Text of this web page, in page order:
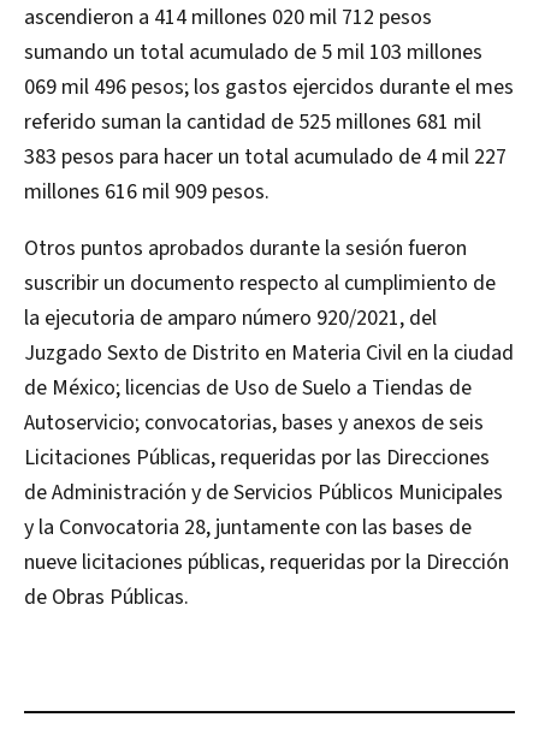
ascendieron a 414 millones 020 mil 712 pesos
sumando un total acumulado de 5 mil 103 millones
069 mil 496 pesos; los gastos ejercidos durante el mes
referido suman la cantidad de 525 millones 681 mil
383 pesos para hacer un total acumulado de 4 mil 227
millones 616 mil 909 pesos.
Otros puntos aprobados durante la sesión fueron
suscribir un documento respecto al cumplimiento de
la ejecutoria de amparo número 920/2021, del
Juzgado Sexto de Distrito en Materia Civil en la ciudad
de México; licencias de Uso de Suelo a Tiendas de
Autoservicio; convocatorias, bases y anexos de seis
Licitaciones Públicas, requeridas por las Direcciones
de Administración y de Servicios Públicos Municipales
y la Convocatoria 28, juntamente con las bases de
nueve licitaciones públicas, requeridas por la Dirección
de Obras Públicas.